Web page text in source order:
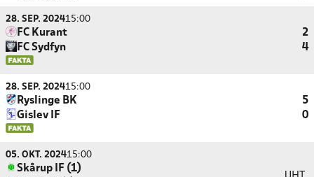
28. SEP. 202415:00
FC Kurant
2
FC Sydfyn
4
28. SEP. 202415:00
Ryslinge BK
5
Gislev IF
0
05. OKT. 202415:00
Skårup IF (1)